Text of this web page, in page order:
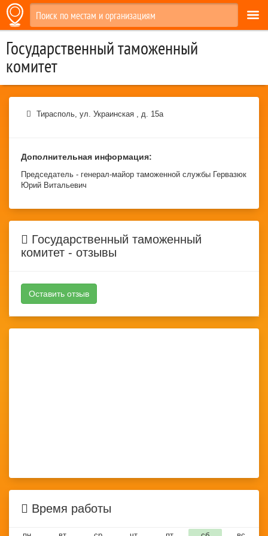
Государственный таможенный
комитет
Тирасполь, ул. Украинская , д. 15а
Дополнительная информация:
Председатель - генерал-майор таможенной службы Гервазюк
Юрий Витальевич
Государственный таможенный
комитет - отзывы
Оставить отзыв
Время работы